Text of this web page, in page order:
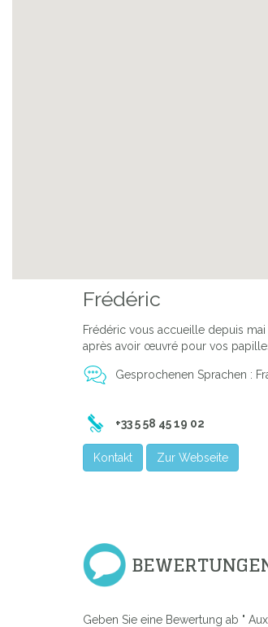
Frédéric
Frédéric vous accueille depuis
après avoir œuvré pour vos
Gesprochenen Sprachen :
+33 5 58 45 19 02
Kontakt Zur Webseite
Geben Sie eine Bewertung ab "